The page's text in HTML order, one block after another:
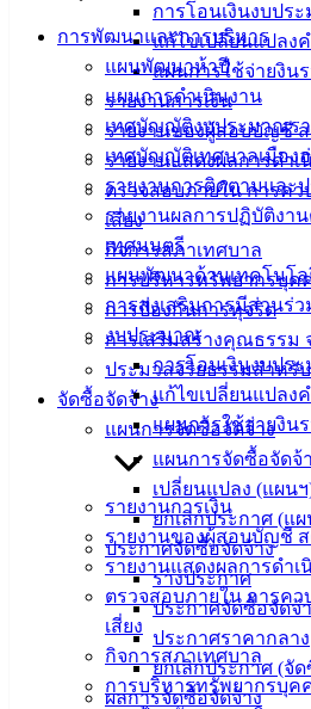
การโอนเงินงบปร
แก้ไขเปลี่ยนแปลง
แผนการใช้จ่ายงิน
รายงานการเงิน
รายงานของผู้สอบบัญชี ส
รายงานแสดงผลการดำ
ตรวจสอบภายใน การค
เสี่ยง
กิจการสภาเทศบาล
การบริหารทรัพยากรบุค
การป้องกันการทุจริต
การเสริมสร้างคุณธรรม
ประมวลจริยธรรมสำหรั
จัดซื้อจัดจ้าง
แผนการจัดซื้อจัดจ้าง
แผนการจัดซื้อจัดจ้
เปลี่ยนแปลง (แผน
ยกเลิกประกาศ (แ
ประกาศจัดซื้อจัดจ้าง
ร่างประกาศ
ประกาศจัดซื้อจัดจ้
ประกาศราคากลาง
ยกเลิกประกาศ (จั
ผลการจัดซื้อจัดจ้าง
การพัฒนาและการบริหาร
แผนพัฒนาห้าปี
แผนการดำเนินงาน
เทศบัญญัติงบประมาณรา
เทศบัญญัติเทศบาลเมือง
รายงานการติดตามและ
รายงานผลการปฏิบัติงา
เทศมนตรี
แผนพัฒนาด้านเทคโนโล
การส่งเสริมการมีส่วนร่
งบประมาณ
การโอนเงินงบปร
แก้ไขเปลี่ยนแปลง
แผนการใช้จ่ายงิน
รายงานการเงิน
รายงานของผู้สอบบัญชี ส
รายงานแสดงผลการดำ
ตรวจสอบภายใน การค
เสี่ยง
กิจการสภาเทศบาล
การบริหารทรัพยากรบุค
ประชาชน/
คู่มือการ
ปฏิบัติ
งาน
ข่าวสาร
น่ารู้
ศุนย์
ข้อมูล
ข่าวสาร
อิเล็กทรอนิกส์
องค์
ความรู้
(Knowledge
Management)
เทศบาล
ประวัติ
ผู้บริหาร